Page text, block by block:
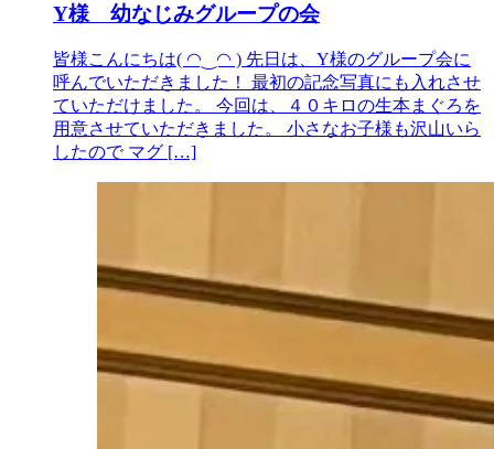
Y様 幼なじみグループの会
皆様こんにちは( ◠‿◠ ) 先日は、Y様のグループ会に
呼んでいただきました！ 最初の記念写真にも入れさせ
ていただけました。 今回は、４０キロの生本まぐろを
用意させていただきました。 小さなお子様も沢山いら
したので マグ […]